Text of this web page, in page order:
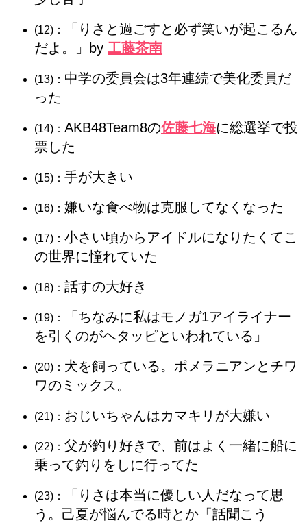
(12)：
「りさと過ごすと必ず笑いが起こるん
だよ。」by 工藤茶南
(13)： 中学の委員会は3年連続で美化委員だ
った
(14)： AKB48Team8の佐藤七海に総選挙で投
票した
(15)： 手が大きい
(16)： 嫌いな食べ物は克服してなくなった
(17)： 小さい頃からアイドルになりたくてこ
の世界に憧れていた
(18)： 話すの大好き
(19)：
「ちなみに私はモノガ1アイライナー
を引くのがヘタッピといわれている」
(20)： 犬を飼っている。ポメラニアンとチワ
ワのミックス。
(21)： おじいちゃんはカマキリが大嫌い
(22)： 父が釣り好きで、前はよく一緒に船に
乗って釣りをしに行ってた
(23)：
「りさは本当に優しい人だなって思
う。己夏が悩んでる時とか「話聞こう